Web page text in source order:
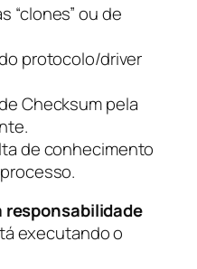
“clones” ou de
protocolo/driver
Checksum pela
de conhecimento
executando o